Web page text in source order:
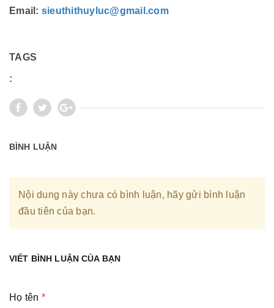
Email: sieuthithuyluc@gmail.com
TAGS
:
BÌNH LUẬN
Nội dung này chưa có bình luận, hãy gửi bình luận
đầu tiên của bạn.
VIẾT BÌNH LUẬN CỦA BẠN
Họ tên *